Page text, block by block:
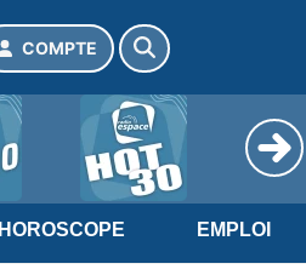
COMPTE
HOROSCOPE EMPLOI